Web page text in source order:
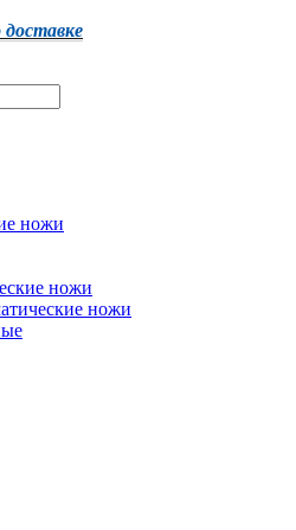
ножи
ножи
ножи